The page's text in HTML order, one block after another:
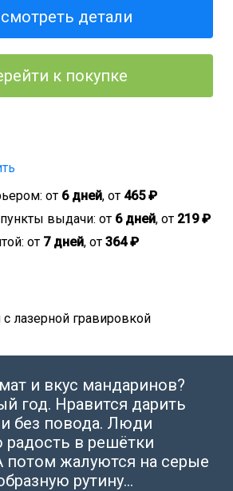
детали
к покупке
от 6 дней, от 465 ₽
выдачи: от 6 дней, от 219 ₽
от 7 дней, от 364 ₽
лазерной гравировкой
и вкус мандаринов?
год. Нравится дарить
без повода. Люди
радость в решётки
потом жалуются на серые
рутину...